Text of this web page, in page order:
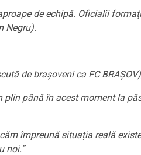
de echipă. Oficialii
Negru).
de brașoveni ca FC
până în acest moment la
împreună situația reală
noi.”